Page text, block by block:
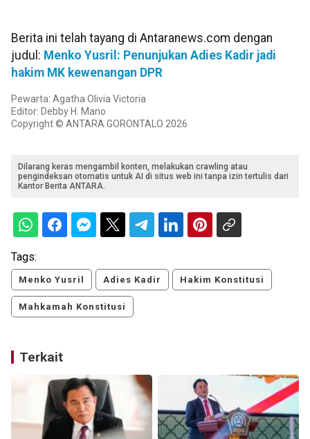
Berita ini telah tayang di Antaranews.com dengan
judul: Menko Yusril: Penunjukan Adies Kadir jadi
hakim MK kewenangan DPR
Pewarta: Agatha Olivia Victoria
Editor: Debby H. Mano
Copyright © ANTARA GORONTALO 2026
Dilarang keras mengambil konten, melakukan crawling atau
pengindeksan otomatis untuk AI di situs web ini tanpa izin tertulis dari
Kantor Berita ANTARA.
Tags:
Menko Yusril Adies Kadir Hakim Konstitusi
Mahkamah Konstitusi
Terkait